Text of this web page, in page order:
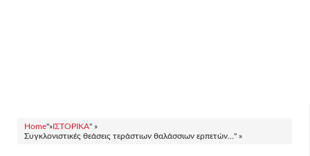
Home"»ΙΣΤΟΡΙΚΑ" »
Συγκλονιστικές θεάσεις τεράστιων θαλάσσιων ερπετών…" »